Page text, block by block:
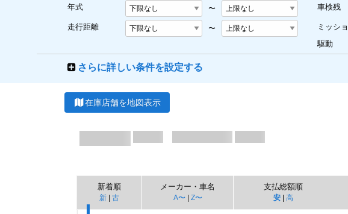
年式 〜
走行距離 〜
車検残
ミッシ
駆動
さらに詳しい条件を設定する
在庫店舗を地図表示
新着順
新 | 古
メーカー・車名
A〜| Z〜
支払総額順
安| 高